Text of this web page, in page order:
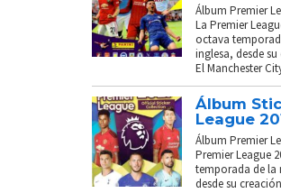
Álbum Premier
La Premier
octava
inglesa, desde
El Manchester
Álbum
League
Álbum Premier
Premier League
temporada de la
desde su